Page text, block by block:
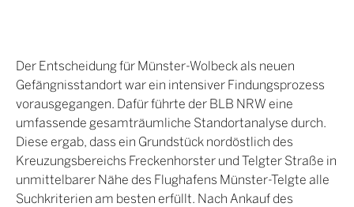
Der Entscheidung für Münster-Wolbeck als neuen
Gefängnisstandort war ein intensiver Findungsprozess
vorausgegangen. Dafür führte der BLB NRW eine
umfassende gesamträumliche Standortanalyse durch.
Diese ergab, dass ein Grundstück nordöstlich des
Kreuzungsbereichs Freckenhorster und Telgter Straße in
unmittelbarer Nähe des Flughafens Münster-Telgte alle
Suchkriterien am besten erfüllt. Nach Ankauf des